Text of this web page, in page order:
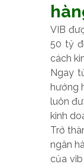
VIB
50 tỷ
cách
Ngay
hướng
luôn
kinh
Trở
ngân
của